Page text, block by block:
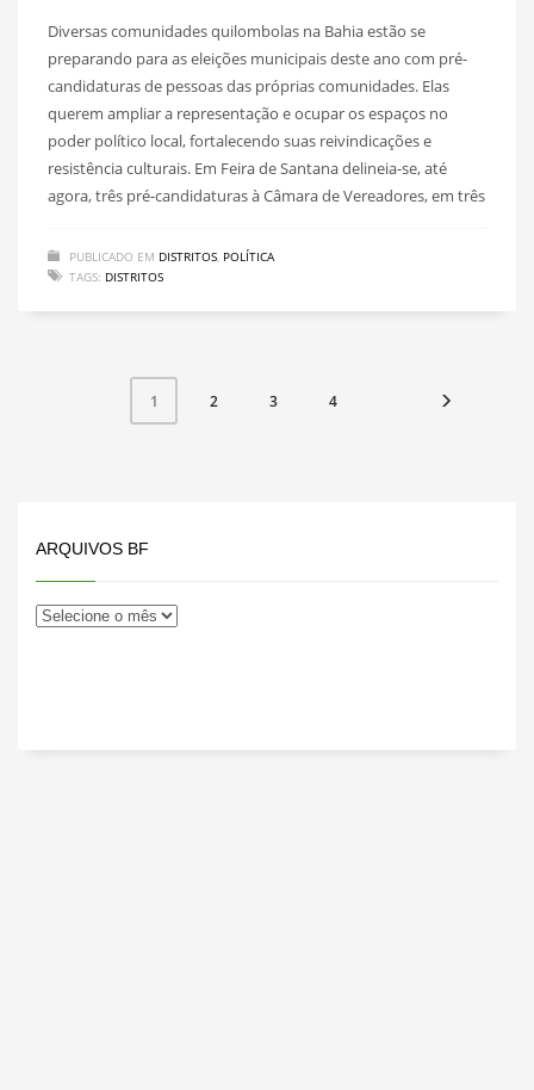
Diversas comunidades quilombolas na Bahia estão se
preparando para as eleições municipais deste ano com pré-
candidaturas de pessoas das próprias comunidades. Elas
querem ampliar a representação e ocupar os espaços no
poder político local, fortalecendo suas reivindicações e
resistência culturais. Em Feira de Santana delineia-se, até
agora, três pré-candidaturas à Câmara de Vereadores, em três
PUBLICADO EM DISTRITOS, POLÍTICA
TAGS: DISTRITOS
1 2 3 4
ARQUIVOS BF